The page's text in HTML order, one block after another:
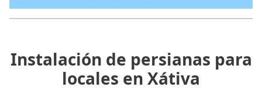
Instalación de persianas para
locales en Xátiva